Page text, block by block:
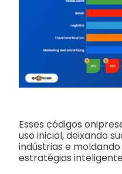
Esses códigos
uso inicial, deixando
indústrias e
estratégias